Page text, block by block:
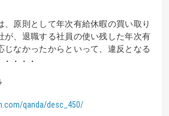
、原則として年次有給休暇の買い取り
が、退職する社員の使い残した年次有
じなかったからといって、違反となる
・・・
qanda/desc_450/